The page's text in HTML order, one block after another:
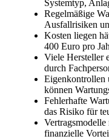
Systemtyp,
Regelmäßige
Ausfallrisiken
Kosten liegen
400 Euro pro
Viele Hersteller
durch
Eigenkontrollen
können
Fehlerhafte
das Risiko für
finanzielle